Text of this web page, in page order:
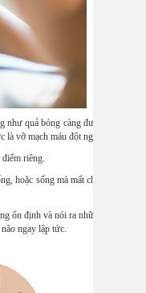
quả bóng càng được thổi giãn ra,
vỡ mạch máu đột ngột.
riêng.
hoặc sống mà mất chất lượng. Xuất
ổn định và nói ra những từ không rõ
ngay lập tức.